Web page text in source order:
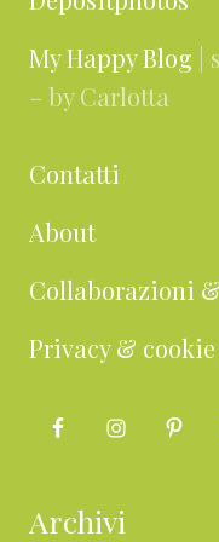
My Happy Blog
– by Carlotta
Contatti
About
Collaborazioni
Privacy &
Archivi